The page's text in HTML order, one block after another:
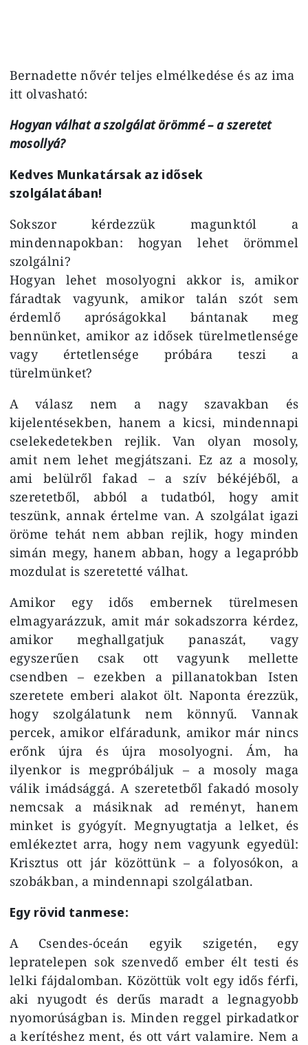
Bernadette nővér teljes elmélkedése és az ima
itt olvasható:
Hogyan válhat a szolgálat örömmé – a szeretet
mosollyá?
Kedves Munkatársak az idősek
szolgálatában!
Sokszor kérdezzük magunktól a
mindennapokban: hogyan lehet örömmel
szolgálni?
Hogyan lehet mosolyogni akkor is, amikor
fáradtak vagyunk, amikor talán szót sem
érdemlő apróságokkal bántanak meg
bennünket, amikor az idősek türelmetlensége
vagy értetlensége próbára teszi a
türelmünket?
A válasz nem a nagy szavakban és
kijelentésekben, hanem a kicsi, mindennapi
cselekedetekben rejlik. Van olyan mosoly,
amit nem lehet megjátszani. Ez az a mosoly,
ami belülről fakad – a szív békéjéből, a
szeretetből, abból a tudatból, hogy amit
teszünk, annak értelme van. A szolgálat igazi
öröme tehát nem abban rejlik, hogy minden
simán megy, hanem abban, hogy a legapróbb
mozdulat is szeretetté válhat.
Amikor egy idős embernek türelmesen
elmagyarázzuk, amit már sokadszorra kérdez,
amikor meghallgatjuk panaszát, vagy
egyszerűen csak ott vagyunk mellette
csendben – ezekben a pillanatokban Isten
szeretete emberi alakot ölt. Naponta érezzük,
hogy szolgálatunk nem könnyű. Vannak
percek, amikor elfáradunk, amikor már nincs
erőnk újra és újra mosolyogni. Ám, ha
ilyenkor is megpróbáljuk – a mosoly maga
válik imádsággá. A szeretetből fakadó mosoly
nemcsak a másiknak ad reményt, hanem
minket is gyógyít. Megnyugtatja a lelket, és
emlékeztet arra, hogy nem vagyunk egyedül:
Krisztus ott jár közöttünk – a folyosókon, a
szobákban, a mindennapi szolgálatban.
Egy rövid tanmese:
A Csendes-óceán egyik szigetén, egy
lepratelepen sok szenvedő ember élt testi és
lelki fájdalomban. Közöttük volt egy idős férfi,
aki nyugodt és derűs maradt a legnagyobb
nyomorúságban is. Minden reggel pirkadatkor
a kerítéshez ment, és ott várt valamire. Nem a